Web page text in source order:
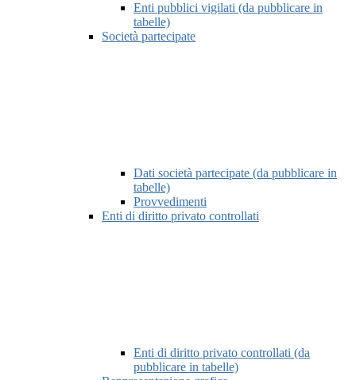
Enti pubblici vigilati (da pubblicare in
tabelle)
Società partecipate
Dati società partecipate (da pubblicare in
tabelle)
Provvedimenti
Enti di diritto privato controllati
Enti di diritto privato controllati (da
pubblicare in tabelle)